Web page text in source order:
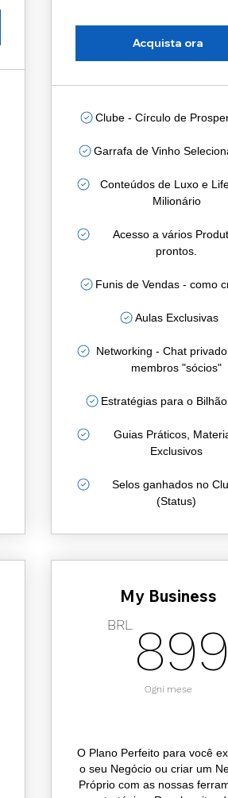
Acquista ora
Clube - Círculo de
Garrafa de Vinho
Conteúdos de Luxo e
Milionário
Acesso a vários
prontos.
Funis de Vendas - como
Aulas Exclusivas
Networking - Chat
membros "sócios"
Estratégias para o
Guias Práticos,
Exclusivos
Selos ganhados no
(Status)
399BRL
My Business
BRL 899
Ogni mese
O Plano Perfeito para você
o seu Negócio ou criar um
Próprio com as nossas